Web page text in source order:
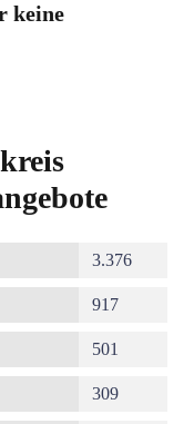
keine
3.376
917
501
309